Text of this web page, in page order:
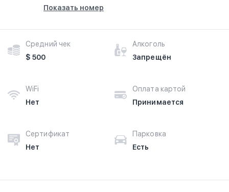
Показать номер
Средний чек
$ 500
Алкоголь
Запрещён
WiFi
Нет
Оплата картой
Принимается
Сертификат
Нет
Парковка
Есть